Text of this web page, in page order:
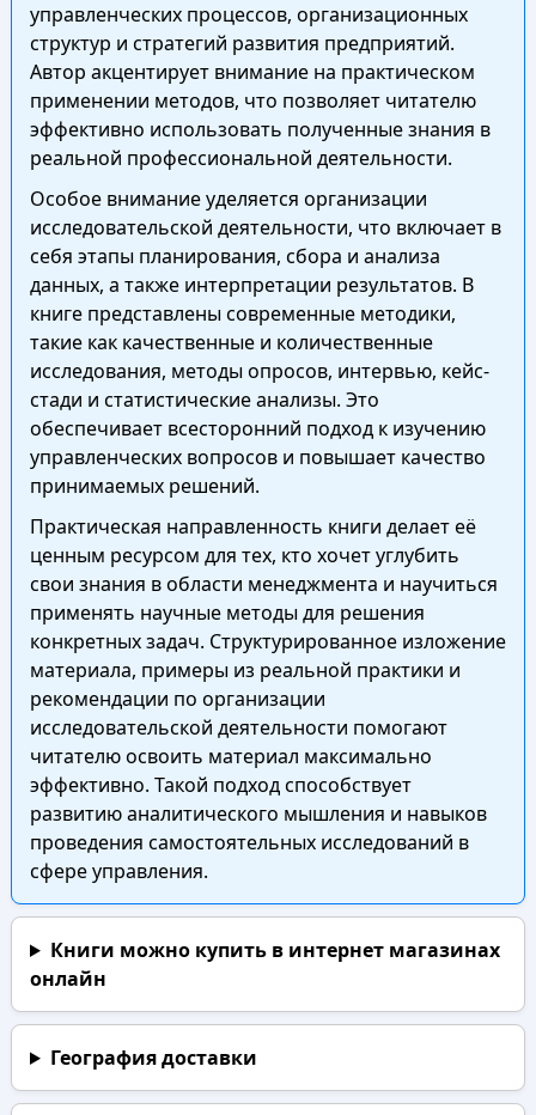
управленческих процессов, организационных
структур и стратегий развития предприятий.
Автор акцентирует внимание на практическом
применении методов, что позволяет читателю
эффективно использовать полученные знания в
реальной профессиональной деятельности.
Особое внимание уделяется организации
исследовательской деятельности, что включает в
себя этапы планирования, сбора и анализа
данных, а также интерпретации результатов. В
книге представлены современные методики,
такие как качественные и количественные
исследования, методы опросов, интервью, кейс-
стади и статистические анализы. Это
обеспечивает всесторонний подход к изучению
управленческих вопросов и повышает качество
принимаемых решений.
Практическая направленность книги делает её
ценным ресурсом для тех, кто хочет углубить
свои знания в области менеджмента и научиться
применять научные методы для решения
конкретных задач. Структурированное изложение
материала, примеры из реальной практики и
рекомендации по организации
исследовательской деятельности помогают
читателю освоить материал максимально
эффективно. Такой подход способствует
развитию аналитического мышления и навыков
проведения самостоятельных исследований в
сфере управления.
Книги можно купить в интернет магазинах
онлайн
География доставки